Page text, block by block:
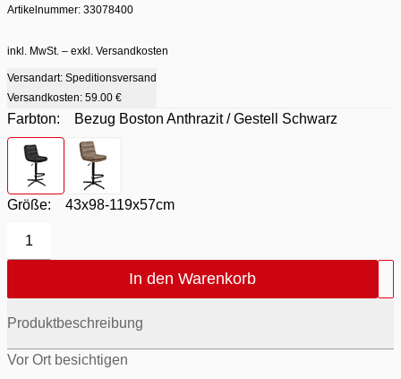
Artikelnummer: 33078400
inkl. MwSt. – exkl. Versandkosten
Versandart: Speditionsversand
Versandkosten: 59.00 €
Farbton:
Bezug Boston Anthrazit / Gestell Schwarz
Farbton
- Bezug Boston Anthrazit / Gestell Schwarz
Farbton
Größe: 43x98-119x57cm
1
In den Warenkorb
Produktbeschreibung
Vor Ort besichtigen